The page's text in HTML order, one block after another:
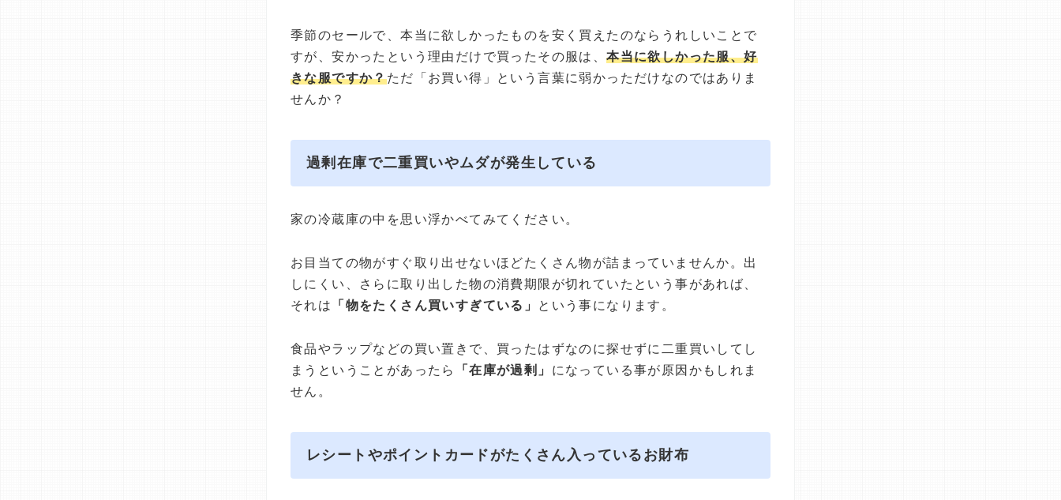
季節のセールで、本当に欲しかったものを安く買えたのならうれしいことで
すが、安かったという理由だけで買ったその服は、本当に欲しかった服、好
きな服ですか？ただ「お買い得」という言葉に弱かっただけなのではありま
せんか？
過剰在庫で二重買いやムダが発生している
家の冷蔵庫の中を思い浮かべてみてください。
お目当ての物がすぐ取り出せないほどたくさん物が詰まっていませんか。出
しにくい、さらに取り出した物の消費期限が切れていたという事があれば、
それは
「物をたくさん買いすぎている」 という事になります。
食品やラップなどの買い置きで、買ったはずなのに探せずに二重買いしてし
まうということがあったら
「在庫が過剰」 になっている事が原因かもしれま
せん。
レシートやポイントカードがたくさん入っているお財布